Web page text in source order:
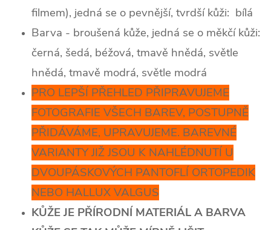
filmem), jedná se o pevnější, tvrdší kůži: bílá
Barva - broušená kůže, jedná se o měkčí kůži:
černá, šedá, béžová, tmavě hnědá, světle
hnědá, tmavě modrá, světle modrá
PRO LEPŠÍ PŘEHLED PŘIPRAVUJEME
FOTOGRAFIE VŠECH BAREV, POSTUPNĚ
PŘIDÁVÁME, UPRAVUJEME. BAREVNÉ
VARIANTY JIŽ JSOU K NAHLÉDNUTÍ U
DVOUPÁSKOVÝCH PANTOFLÍ ORTOPEDIK
NEBO HALLUX VALGUS
KŮŽE JE PŘÍRODNÍ MATERIÁL A BARVA